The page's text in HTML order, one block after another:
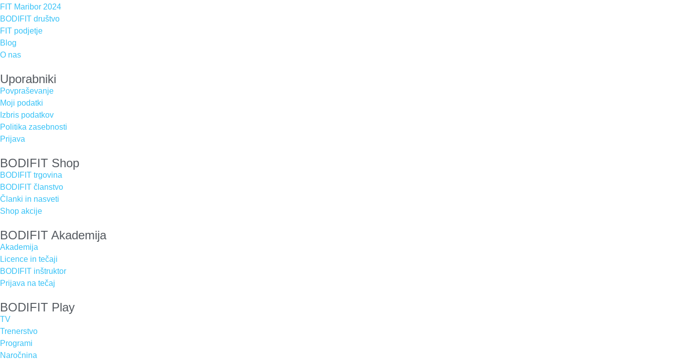
FIT Maribor 2024
BODIFIT društvo
FIT podjetje
Blog
O nas
Uporabniki
Povpraševanje
Moji podatki
Izbris podatkov
Politika zasebnosti
Prijava
BODIFIT Shop
BODIFIT trgovina
BODIFIT članstvo
Članki in nasveti
Shop akcije
BODIFIT Akademija
Akademija
Licence in tečaji
BODIFIT inštruktor
Prijava na tečaj
BODIFIT Play
TV
Trenerstvo
Programi
Naročnina